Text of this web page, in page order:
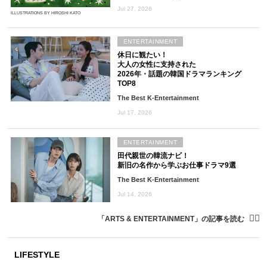
ILLUSTRATIONS BY HIROSHI KATO
Jul 27, 2026
休日に観たい！
大人の女性に支持された
2026年・話題の韓国ドラマランキング
TOP8
The Best K-Entertainment
Jul 17, 2026
ENTERTAINMENT
田代親世の韓流ナビ！
新旧の名作から学ぶお仕事ドラマ9選
The Best K-Entertainment
Jul 14, 2026
ENTERTAINMENT
「ARTS & ENTERTAINMENT」の記事を読む
LIFESTYLE